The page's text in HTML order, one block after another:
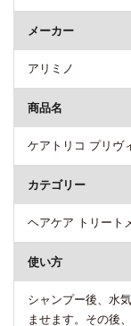
メーカー
アリミノ
商品名
ケアトリコ プリヴ
カテゴリー
ヘアケア トリート
使い方
シャンプー後、水
ませます。その後